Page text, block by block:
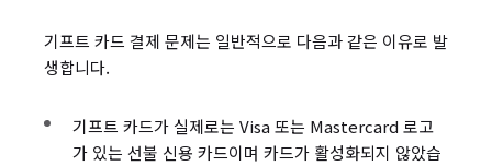
기프트 카드 결제 문제는 일반적으로 다음과 같은 이유로 발
생합니다.
기프트 카드가 실제로는 Visa 또는 Mastercard 로고
가 있는 선불 신용 카드이며 카드가 활성화되지 않았습